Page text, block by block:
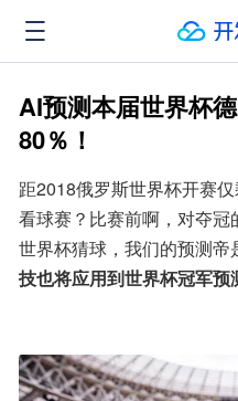
AI预测本届世界杯
80％！
距2018俄罗斯世界杯开赛
看球赛？比赛前啊，对夺
世界杯猜球，我们的预测帝
技也将应用到世界杯冠军预